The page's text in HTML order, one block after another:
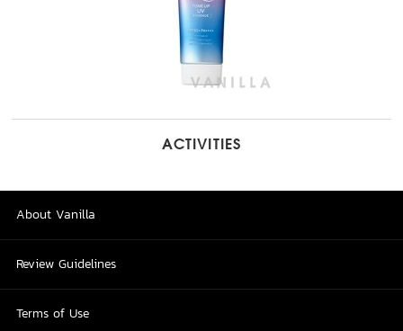
ACTIVITIES
About Vanilla
Review Guidelines
Terms of Use